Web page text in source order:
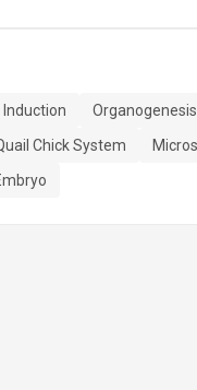
Organogenesis
Chick System